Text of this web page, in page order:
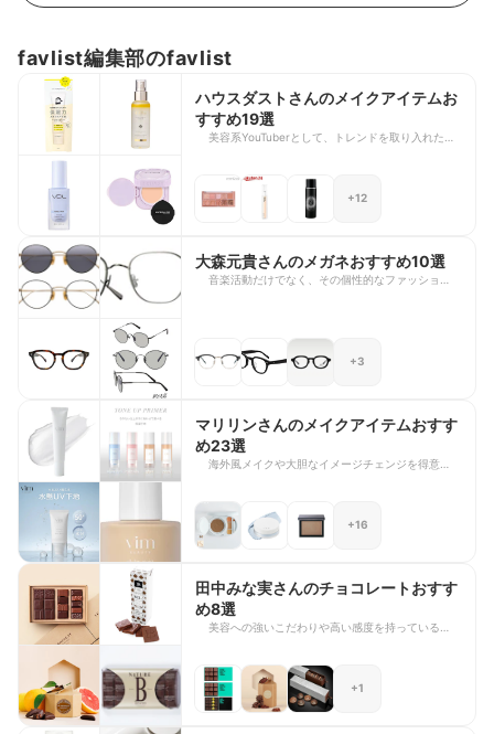
favlist編集部のfavlist
ハウスダストさんのメイクアイテムお
すすめ19選
美容系YouTuberとして、トレンドを取り入れたメ
寧に解説しており、今すぐマネしたくなる魅力に溢
れていますよね。 今回は、ハウスダストさんが
YouTube動画で紹介した愛用コスメ19選をライン
ップまで、ハウスダストさんが実際に使用している
コスメの特徴や仕上がりまでの工程をご紹介してい
ます。ハウスダストさんのメイクテクニックを取り
+12
大森元貴さんのメガネおすすめ10選
音楽活動だけでなく、その個性的なファッションセ
的なものばかりで、度々話題になることが多いです
よね。 今回は、大森元貴さんが愛用・着用したメ
ガネの中から10商品を厳選してラインナップして
わせてご紹介していますので、次のメガネ選びに迷
われている方もぜひ参考にしてみてください。
+3
マリリンさんのメイクアイテムおすす
め23選
海外風メイクや大胆なイメージチェンジを得意と
加えながら、目元や顔立ちを引き立てるメイクテク
ニックを発信していて、その仕上がりはぜひ参考に
したいですよね。 今回は、マリリンさんが愛用し
がプロデュースしているブランド「vim」のアイテ
ムをはじめ、普段のメイクに取り入れられるベース
メイクから特別な日の華やかな仕上がりまで演出し
てくれるアイシャドウなど多数ラインナップしまし
いね。
+16
田中みな実さんのチョコレートおすす
め8選
美容への強いこだわりや高い感度を持っていること
ートやショコラは毎回大きな注目を集めています。
今回は、田中みな実さんが指原莉乃さんのYouTube
に出演した際に紹介したおすすめのチョコレートを
+1